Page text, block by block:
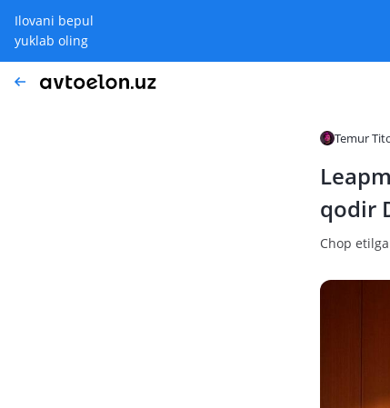
Ilovani bepul
yuklab oling
Temur
qodir
Chop